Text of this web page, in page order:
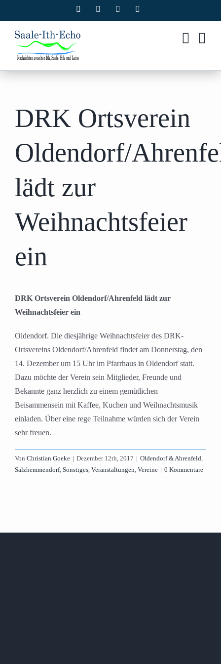
Inhalt
springen
Facebook Instagram
DRK Ortsverein
Oldendorf/
lädt zur
Weihnachtsfeier
ein
DRK Ortsverein Oldendorf/Ahrenfeld lädt zur
Weihnachtsfeier ein
Oldendorf. Die diesjährige Weihnachtsfeier des DRK-
Ortsvereins Oldendorf/Ahrenfeld findet am Donnerstag, den
14. Dezember um 15 Uhr im Pfarrhaus in Oldendorf statt.
Dazu möchte der Verein sein Mitglieder, Freunde und
Bekannte ganz herzlich zu einem gemütlichen
Beisammensein mit Kaffee, Kuchen und Weihnachtsmusik
einladen. Über eine rege Teilnahme würden sich der Verein
sehr freuen.
Von Christian Goeke | Dezember 12th, 2017 | Oldendorf & Ahrenfeld,
Salzhemmendorf, Sonstiges, Veranstaltungen, Vereine | 0 Kommentare